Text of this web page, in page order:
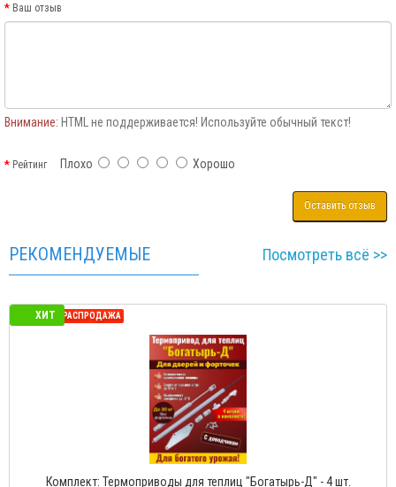
Ваш отзыв
Внимание: HTML не поддерживается! Используйте обычный текст!
РейтингПлохо Хорошо
Оставить отзыв
РЕКОМЕНДУЕМЫЕ Посмотреть всё >>
"Богатырь-1" с одной пружиной Термопривод для